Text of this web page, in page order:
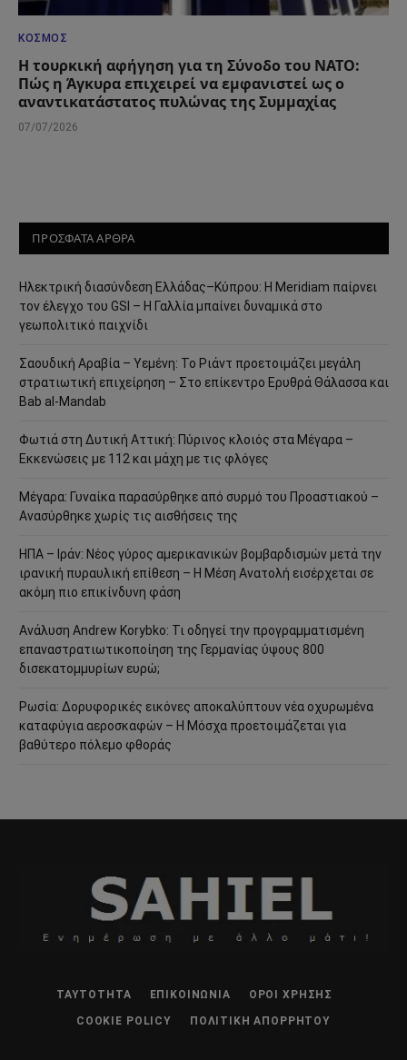
ΚΌΣΜΟΣ
Η τουρκική αφήγηση για τη Σύνοδο του ΝΑΤΟ:
Πώς η Άγκυρα επιχειρεί να εμφανιστεί ως ο
αναντικατάστατος πυλώνας της Συμμαχίας
07/07/2026
ΠΡΟΣΦΑΤΑ ΑΡΘΡΑ
Ηλεκτρική διασύνδεση Ελλάδας–Κύπρου: Η Meridiam παίρνει
τον έλεγχο του GSI – Η Γαλλία μπαίνει δυναμικά στο
γεωπολιτικό παιχνίδι
Σαουδική Αραβία – Υεμένη: Το Ριάντ προετοιμάζει μεγάλη
στρατιωτική επιχείρηση – Στο επίκεντρο Ερυθρά Θάλασσα και
Bab al-Mandab
Φωτιά στη Δυτική Αττική: Πύρινος κλοιός στα Μέγαρα –
Εκκενώσεις με 112 και μάχη με τις φλόγες
Μέγαρα: Γυναίκα παρασύρθηκε από συρμό του Προαστιακού –
Ανασύρθηκε χωρίς τις αισθήσεις της
ΗΠΑ – Ιράν: Νέος γύρος αμερικανικών βομβαρδισμών μετά την
ιρανική πυραυλική επίθεση – Η Μέση Ανατολή εισέρχεται σε
ακόμη πιο επικίνδυνη φάση
Ανάλυση Andrew Korybko: Τι οδηγεί την προγραμματισμένη
επαναστρατιωτικοποίηση της Γερμανίας ύψους 800
δισεκατομμυρίων ευρώ;
Ρωσία: Δορυφορικές εικόνες αποκαλύπτουν νέα οχυρωμένα
καταφύγια αεροσκαφών – Η Μόσχα προετοιμάζεται για
βαθύτερο πόλεμο φθοράς
ΤΑΥΤΌΤΗΤΑ ΕΠΙΚΟΙΝΩΝΊΑ ΌΡΟΙ ΧΡΉΣΗΣ
COOKIE POLICY ΠΟΛΙΤΙΚΉ ΑΠΟΡΡΉΤΟΥ